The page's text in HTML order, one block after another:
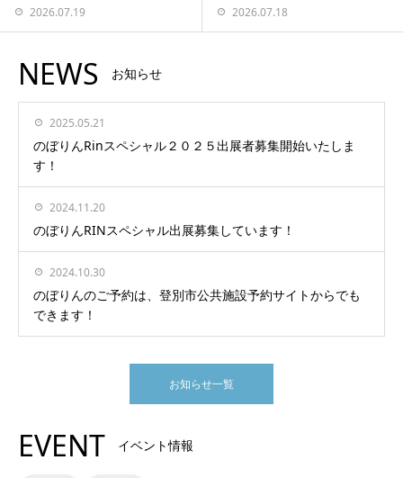
2026.07.19 2026.07.18
NEWS お知らせ
2025.05.21
のぼりんRinスペシャル２０２５出展者募集開始いたしま
す！
2024.11.20
のぼりんRINスペシャル出展募集しています！
2024.10.30
のぼりんのご予約は、登別市公共施設予約サイトからでも
できます！
お知らせ一覧
EVENT イベント情報